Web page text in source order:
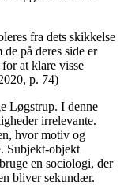
fra dets skikkelse
på deres side er
at klare visse
p. 74)
Løgstrup. I denne
irrelevante.
hvor motiv og
Subjekt-objekt
en sociologi, der
bliver sekundær.